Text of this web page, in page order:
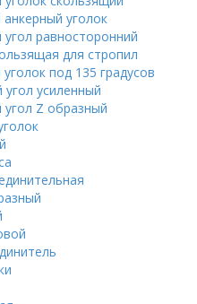
уголок
равносторонний
для стропил
под 135 градусов
усиленный
Z образный